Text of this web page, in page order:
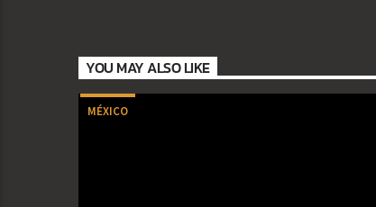
YOU MAY ALSO LIKE
MÉXICO